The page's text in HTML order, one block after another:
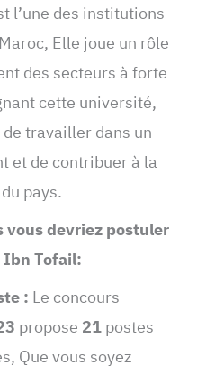
l’une des institutions
Elle joue un rôle
des secteurs à forte
cette université,
travailler dans un
et de contribuer à la
pays.
vous devriez postuler
Ibn Tofail:
: Le concours
propose 21postes
Que vous soyez